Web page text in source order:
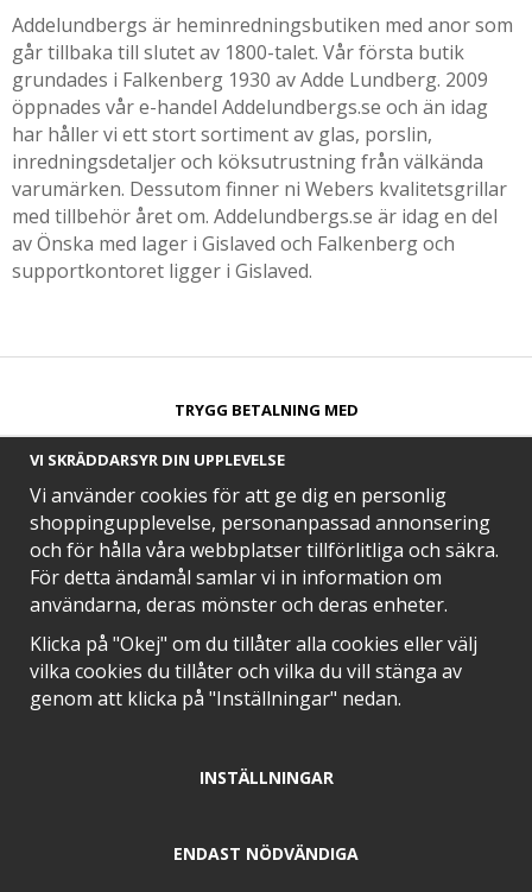
Addelundbergs är heminredningsbutiken med anor som
går tillbaka till slutet av 1800-talet. Vår första butik
grundades i Falkenberg 1930 av Adde Lundberg. 2009
öppnades vår e-handel Addelundbergs.se och än idag
har håller vi ett stort sortiment av glas, porslin,
inredningsdetaljer och köksutrustning från välkända
varumärken. Dessutom finner ni Webers kvalitetsgrillar
med tillbehör året om. Addelundbergs.se är idag en del
av Önska med lager i Gislaved och Falkenberg och
supportkontoret ligger i Gislaved.
TRYGG BETALNING MED​
SNABB LEVERANS MED
EN DEL AV
VI SKRÄDDARSYR DIN UPPLEVELSE
Vi använder cookies för att ge dig en personlig
shoppingupplevelse, personanpassad annonsering
och för hålla våra webbplatser tillförlitliga och säkra.
För detta ändamål samlar vi in information om
användarna, deras mönster och deras enheter.
Klicka på "Okej" om du tillåter alla cookies eller välj
vilka cookies du tillåter och vilka du vill stänga av
genom att klicka på "Inställningar" nedan.
INSTÄLLNINGAR
ENDAST NÖDVÄNDIGA